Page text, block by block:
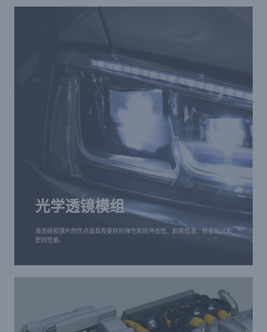
光学透镜模组
液态硅胶镜片的优点是具有更好的弹性和抗冲击性、耐高低温、抗老化以及
密封性能。
液态硅胶镜片
液态硅胶镜片的优点是具有更好的弹性和抗冲击性、
耐高低温、抗老化以及密封性能。